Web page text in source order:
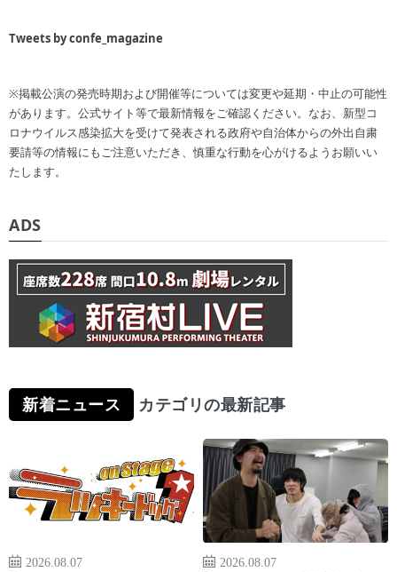
Tweets by confe_magazine
※掲載公演の発売時期および開催等については変更や延期・中止の可能性
があります。公式サイト等で最新情報をご確認ください。なお、新型コ
ロナウイルス感染拡大を受けて発表される政府や自治体からの外出自粛
要請等の情報にもご注意いただき、慎重な行動を心がけるようお願いい
たします。
ADS
新着ニュース カテゴリの最新記事
2026.08.07
2026.08.07